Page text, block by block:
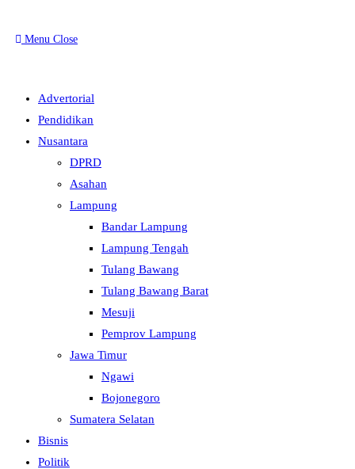
Menu Close
Advertorial
Pendidikan
Nusantara
DPRD
Asahan
Lampung
Bandar Lampung
Lampung Tengah
Tulang Bawang
Tulang Bawang Barat
Mesuji
Pemprov Lampung
Jawa Timur
Ngawi
Bojonegoro
Sumatera Selatan
Bisnis
Politik